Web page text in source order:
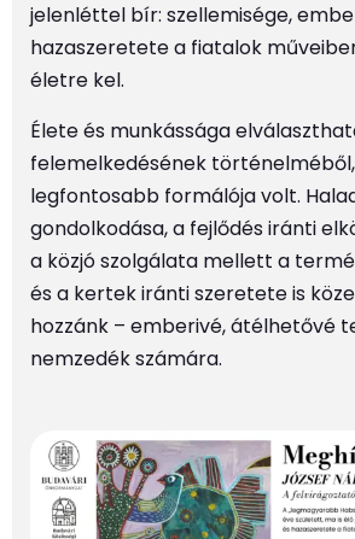
jelenléttel bír: szellemisége,
hazaszeretete a fiatalok
életre kel.
Élete és munkássága
felemelkedésének
legfontosabb formálója volt.
gondolkodása, a fejlődés iránti
a közjó szolgálata mellett a
és a kertek iránti szeretete is
hozzánk – emberivé, átélhetővé
nemzedék számára.